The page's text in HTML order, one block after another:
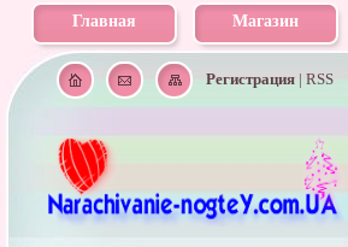
Главная Магазин
Регистрация| RSS